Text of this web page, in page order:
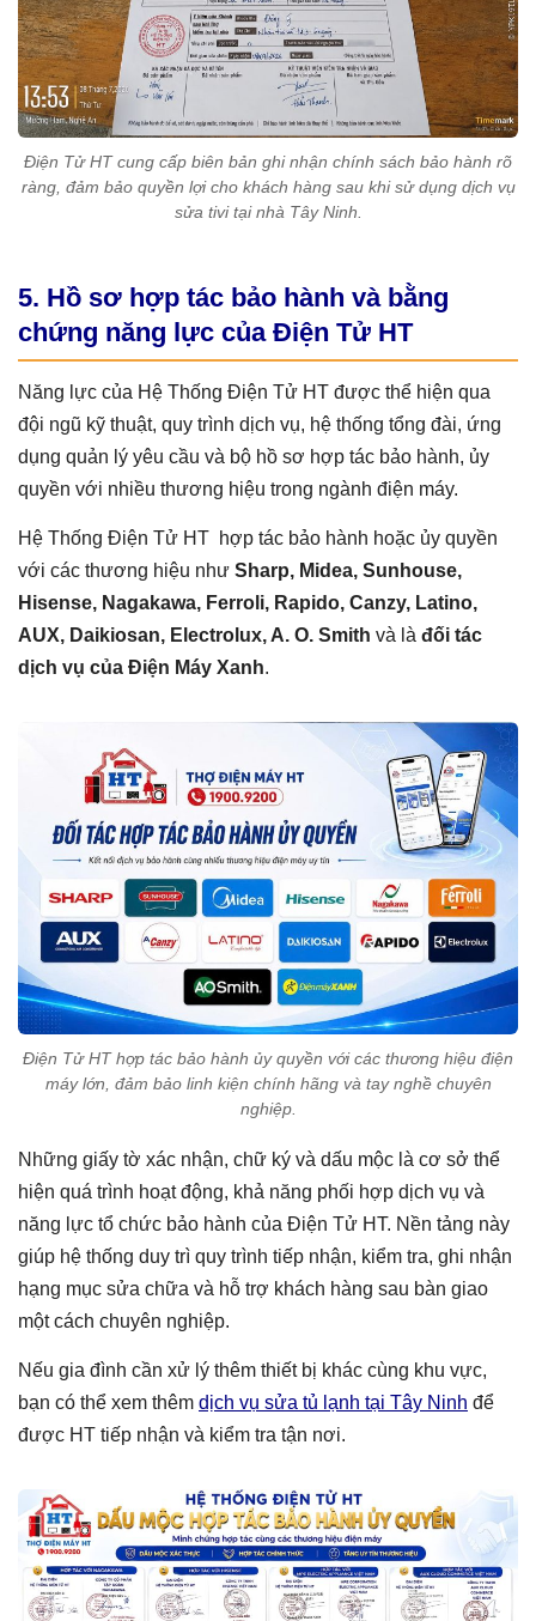
Điện Tử HT cung cấp biên bản ghi nhận chính sách bảo hành rõ
ràng, đảm bảo quyền lợi cho khách hàng sau khi sử dụng dịch vụ
sửa tivi tại nhà Tây Ninh.
5. Hồ sơ hợp tác bảo hành và bằng
chứng năng lực của Điện Tử HT
Năng lực của Hệ Thống Điện Tử HT được thể hiện qua
đội ngũ kỹ thuật, quy trình dịch vụ, hệ thống tổng đài, ứng
dụng quản lý yêu cầu và bộ hồ sơ hợp tác bảo hành, ủy
quyền với nhiều thương hiệu trong ngành điện máy.
Hệ Thống Điện Tử HT hợp tác bảo hành hoặc ủy quyền
với các thương hiệu như Sharp, Midea, Sunhouse,
Hisense, Nagakawa, Ferroli, Rapido, Canzy, Latino,
AUX, Daikiosan, Electrolux, A. O. Smith và là đối tác
dịch vụ của Điện Máy Xanh.
Điện Tử HT hợp tác bảo hành ủy quyền với các thương hiệu điện
máy lớn, đảm bảo linh kiện chính hãng và tay nghề chuyên
nghiệp.
Những giấy tờ xác nhận, chữ ký và dấu mộc là cơ sở thể
hiện quá trình hoạt động, khả năng phối hợp dịch vụ và
năng lực tổ chức bảo hành của Điện Tử HT. Nền tảng này
giúp hệ thống duy trì quy trình tiếp nhận, kiểm tra, ghi nhận
hạng mục sửa chữa và hỗ trợ khách hàng sau bàn giao
một cách chuyên nghiệp.
Nếu gia đình cần xử lý thêm thiết bị khác cùng khu vực,
bạn có thể xem thêm dịch vụ sửa tủ lạnh tại Tây Ninh để
được HT tiếp nhận và kiểm tra tận nơi.